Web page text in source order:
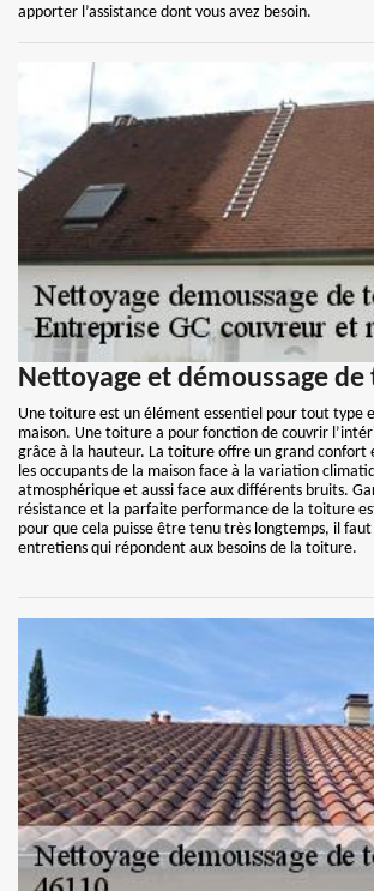
apporter l’assistance dont vous avez besoin.
Nettoyage et démoussage
Une toiture est un élément essentiel pour tout type
maison. Une toiture a pour fonction de couvrir
grâce à la hauteur. La toiture offre un grand confort
les occupants de la maison face à la variation
atmosphérique et aussi face aux différents bruits.
résistance et la parfaite performance de la toiture
pour que cela puisse être tenu très longtemps, il
entretiens qui répondent aux besoins de la toiture.